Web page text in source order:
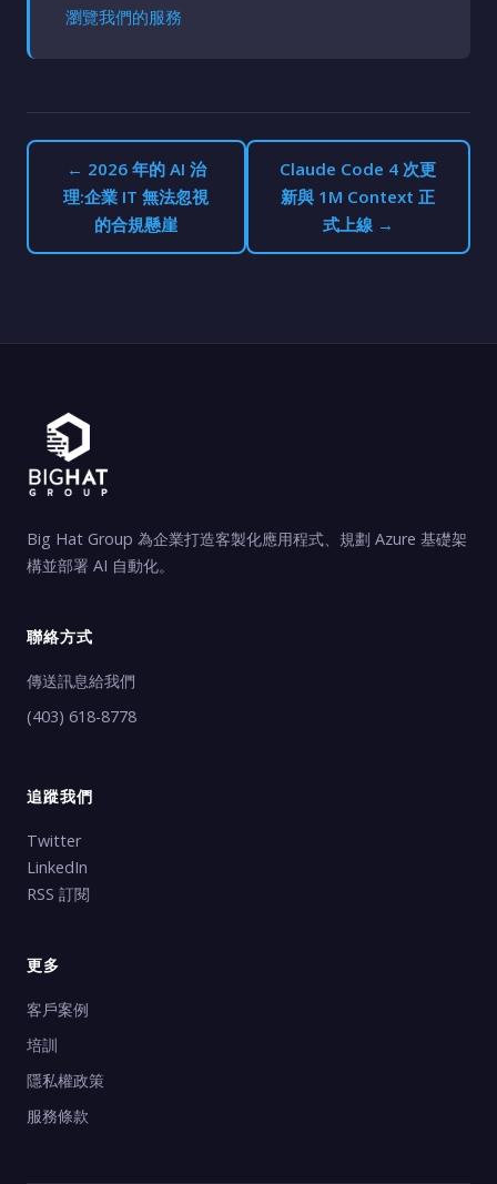
瀏覽我們的服務
← 2026 年的 AI 治
理:企業 IT 無法忽視
的合規懸崖
Claude Code 4 次更
新與 1M Context 正
式上線 →
Big Hat Group 為企業打造客製化應用程式、規劃 Azure 基礎架
構並部署 AI 自動化。
聯絡方式
傳送訊息給我們
(403) 618-8778
追蹤我們
Twitter
LinkedIn
RSS 訂閱
更多
客戶案例
培訓
隱私權政策
服務條款